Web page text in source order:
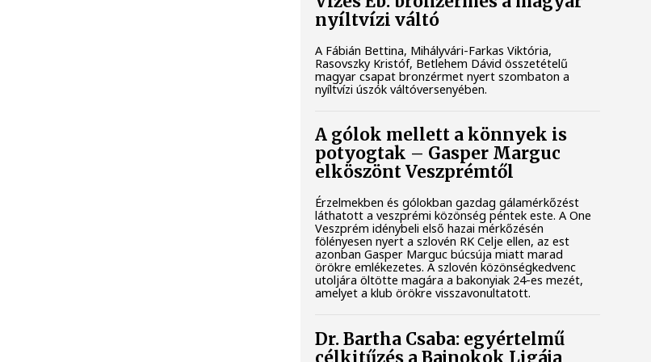
nyíltvízi váltó
A Fábián Bettina, Mihályvári-Farkas Viktória,
Rasovszky Kristóf, Betlehem Dávid összetételű
magyar csapat bronzérmet nyert szombaton a
nyíltvízi úszók váltóversenyében.
A gólok mellett a könnyek is
potyogtak – Gasper Marguc
elköszönt Veszprémtől
Érzelmekben és gólokban gazdag gálamérkőzést
láthatott a veszprémi közönség péntek este. A One
Veszprém idénybeli első hazai mérkőzésén
fölényesen nyert a szlovén RK Celje ellen, az est
azonban Gasper Marguc búcsúja miatt marad
örökre emlékezetes. A szlovén közönségkedvenc
utoljára öltötte magára a bakonyiak 24-es mezét,
amelyet a klub örökre visszavonultatott.
Dr. Bartha Csaba: egyértelmű
célkitűzés a Bajnokok Ligája